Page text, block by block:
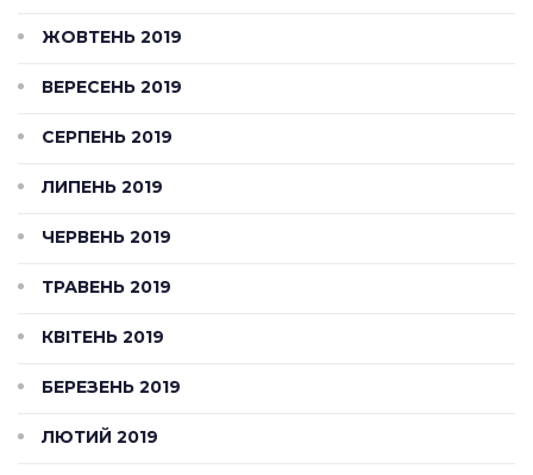
ЖОВТЕНЬ 2019
ВЕРЕСЕНЬ 2019
СЕРПЕНЬ 2019
ЛИПЕНЬ 2019
ЧЕРВЕНЬ 2019
ТРАВЕНЬ 2019
КВІТЕНЬ 2019
БЕРЕЗЕНЬ 2019
ЛЮТИЙ 2019